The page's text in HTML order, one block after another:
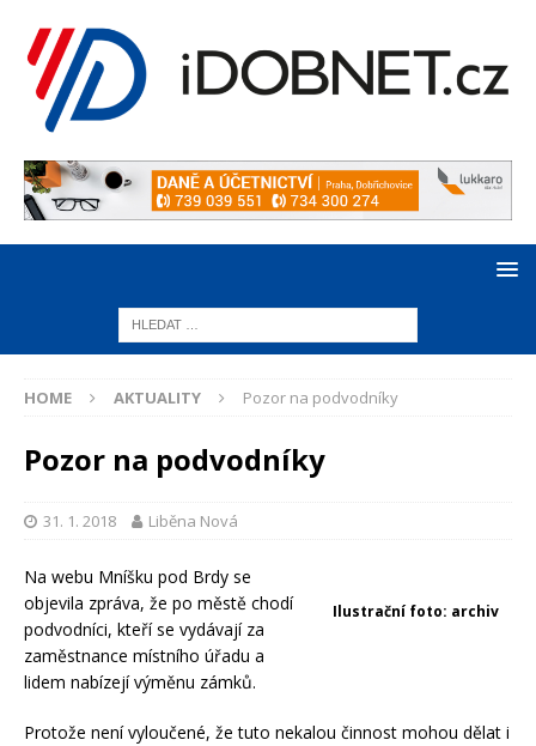
HOME AKTUALITY Pozor na podvodníky
Pozor na podvodníky
31. 1. 2018 Liběna Nová
Ilustrační foto: archiv
Na webu Mníšku pod Brdy se
objevila zpráva, že po městě chodí
podvodníci, kteří se vydávají za
zaměstnance místního úřadu a
lidem nabízejí výměnu zámků.
Protože není vyloučené, že tuto nekalou činnost mohou dělat i